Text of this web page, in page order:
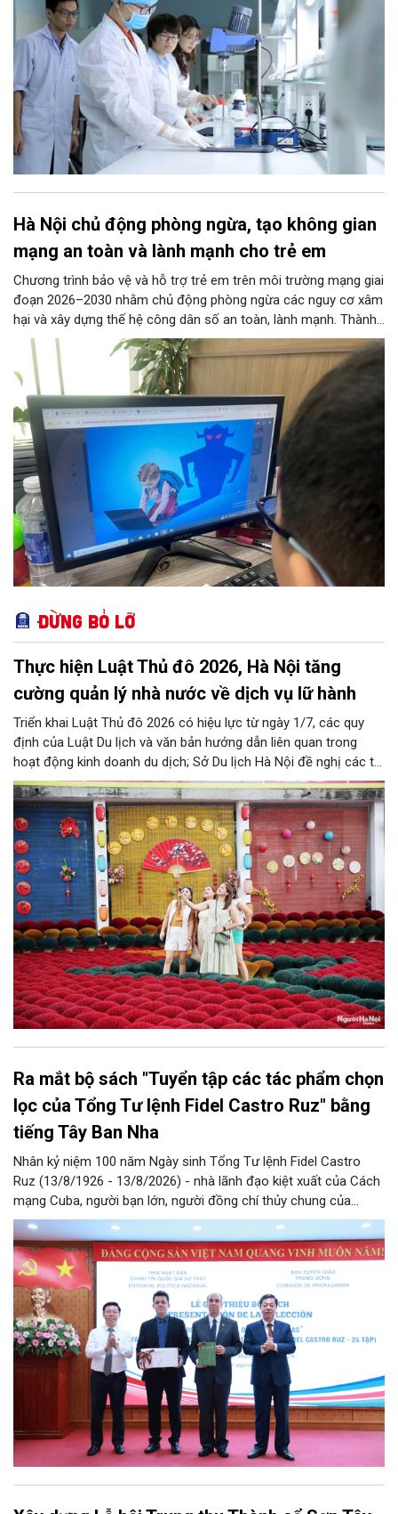
Hà Nội chủ động phòng ngừa, tạo không gian
mạng an toàn và lành mạnh cho trẻ em
Chương trình bảo vệ và hỗ trợ trẻ em trên môi trường mạng giai
đoạn 2026–2030 nhằm chủ động phòng ngừa các nguy cơ xâm
hại và xây dựng thế hệ công dân số an toàn, lành mạnh. Thành
phố đề ra các chỉ tiêu lớn như phổ cập giải pháp an ninh mạng
tại các trường học, ngăn chặn thông tin độc hại từ đường
truyền Internet và hỗ trợ 100% trẻ em bị xâm hại. 11 nhóm
nhiệm vụ trọng tâm được giao cho các sở, ngành thực hiện
đồng bộ, từ hoàn thiện pháp lý, phát triển công nghệ AI, hạ tầng
IPv6 đến truyền thông và hỗ trợ sức khỏe tâm thần. Bên cạnh
đó, chương trình siết chặt trách nhiệm của doanh nghiệp công
nghệ, viễn thông và đơn vị cung cấp trò chơi điện tử trong việc
gỡ bỏ nội dung độc hại và bảo vệ thông tin riêng tư của trẻ.
Đừng bỏ lỡ
Thực hiện Luật Thủ đô 2026, Hà Nội tăng
cường quản lý nhà nước về dịch vụ lữ hành
Triển khai Luật Thủ đô 2026 có hiệu lực từ ngày 1/7, các quy
định của Luật Du lịch và văn bản hướng dẫn liên quan trong
hoạt động kinh doanh du dịch; Sở Du lịch Hà Nội đề nghị các tổ
chức, đơn vị, doanh nghiệp kinh doanh dịch vụ lữ hành trên địa
bàn thành phố thực hiện một số nội dung quan trọng. Qua đó
góp phần thực hiện thắng lợi các mục tiêu phát triển du lịch Hà
Nội năm 2026 và giai đoạn tiếp theo.
Ra mắt bộ sách "Tuyển tập các tác phẩm chọn
lọc của Tổng Tư lệnh Fidel Castro Ruz" bằng
tiếng Tây Ban Nha
Nhân kỷ niệm 100 năm Ngày sinh Tổng Tư lệnh Fidel Castro
Ruz (13/8/1926 - 13/8/2026) - nhà lãnh đạo kiệt xuất của Cách
mạng Cuba, người bạn lớn, người đồng chí thủy chung của
Đảng, Nhà nước và nhân dân Việt Nam, chiều 5/8, tại Hà Nội,
Nhà xuất bản Chính trị quốc gia Sự thật phối hợp với Ban Tuyên
giáo Trung ương tổ chức Lễ giới thiệu bộ sách “Tuyển tập các
tác phẩm chọn lọc của Tổng Tư lệnh Fidel Castro Ruz” gồm 24
tập bằng tiếng Tây Ban Nha.